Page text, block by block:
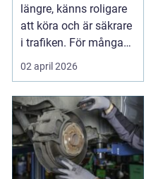
längre, känns roligare
att köra och är säkrare
i trafiken. För många
som cy...
02 april 2026